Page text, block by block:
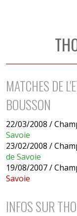
MATCHES DE
BOUSSON
22/03/2008 /
Savoie
23/02/2008 /
de Savoie
19/08/2007 /
Savoie
INFOS SUR